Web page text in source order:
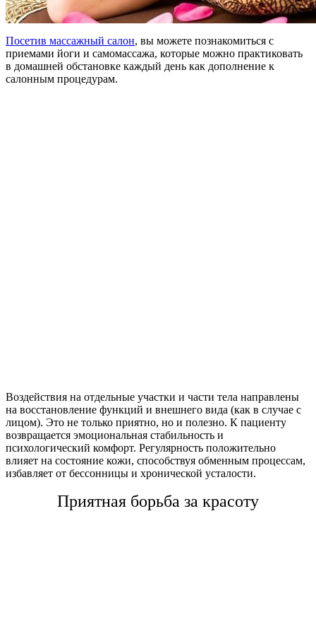
Посетив массажный салон, вы можете познакомиться с
приемами йоги и самомассажа, которые можно практиковать
в домашней обстановке каждый день как дополнение к
салонным процедурам.
Воздействия на отдельные участки и части тела направлены
на восстановление функций и внешнего вида (как в случае с
лицом). Это не только приятно, но и полезно. К пациенту
возвращается эмоциональная стабильность и
психологический комфорт. Регулярность положительно
влияет на состояние кожи, способствуя обменным процессам,
избавляет от бессонницы и хронической усталости.
Приятная борьба за красоту